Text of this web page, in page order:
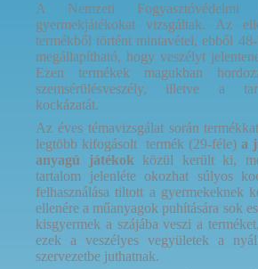
A Nemzeti Fogyasztóvédelmi
gyermekjátékokat vizsgáltak. Az
termékből történt mintavétel, ebből
megállapítható, hogy veszélyt
Ezen termékek magukban
szemsérülésveszély, illetve a
kockázatát.
Az éves témavizsgálat során
legtöbb kifogásolt termék (29-féle) a
anyagú játékok közül került ki,
tartalom jelenléte okozhat súlyos
felhasználása tiltott a gyermekeknek
ellenére a műanyagok puhítására sok
kisgyermek a szájába veszi a
ezek a veszélyes vegyületek a
szervezetbe juthatnak.